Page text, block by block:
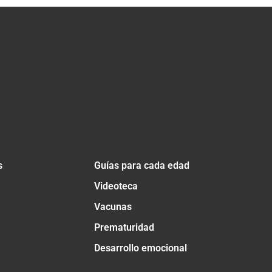
Guías para cada edad
Videoteca
Vacunas
Prematuridad
Desarrollo emocional